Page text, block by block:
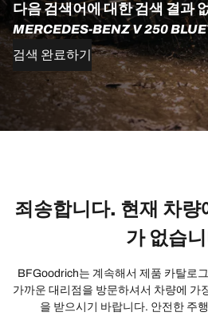
다음 검색어에 대한 검색 결과
MERCEDES-BENZ V 250
검색 완료하기
죄송합니다. 현재 차량
가 없습
BFGoodrich는 계속해서 제품 카탈로
가까운 대리점을 방문하셔서 차량에 가
을 받으시기 바랍니다. 안전한 주